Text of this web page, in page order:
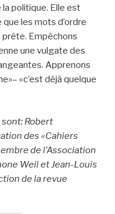
politique. Elle est
les mots d’ordre
prête. Empêchons
une vulgate des
Apprenons
«c’est déjà quelque
Robert
des «Cahiers
de l’Association
Weil et Jean-Louis
de la revue